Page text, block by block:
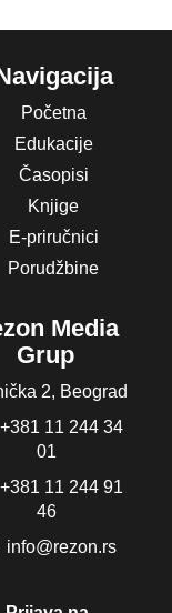
Početna
Edukacije
Časopisi
Knjige
E-priručnici
Porudžbine
Media
Grup
2, Beograd
+381 11 244 34
01
+381 11 244 91
46
info@rezon.rs